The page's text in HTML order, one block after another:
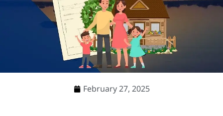
February 27, 2025